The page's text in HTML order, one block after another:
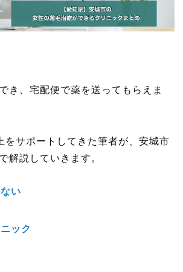
き、宅配便で薬を送ってもらえま
サポートしてきた筆者が、安城市
解説していきます。
い
ック
病院・クリ